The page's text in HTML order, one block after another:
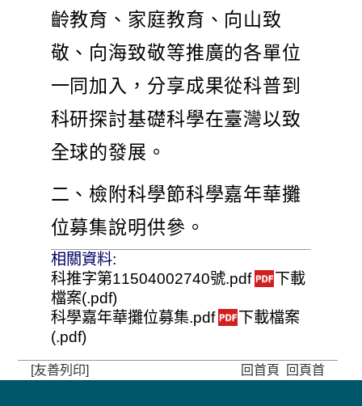
齡教育、家庭教育、向山致
敬、向海致敬等推廣的各單位
一同加入，分享成果從科普到
科研探討基礎科學在臺灣以致
全球的發展。
二、檢附科學節科學嘉年華攤
位募集說明供參。
相關資料:
科推字第11504002740號.pdf
下載
檔案(.pdf)
科學嘉年華攤位募集.pdf
下載檔案
(.pdf)
[友善列印] 回首頁 回頁首